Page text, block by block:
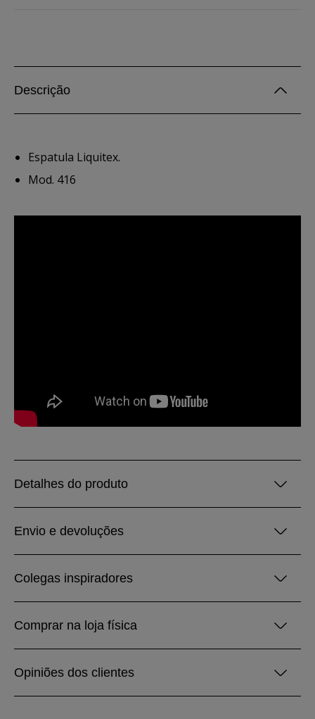
Descrição
Espatula Liquitex.
Mod. 416
Detalhes do produto
Envio e devoluções
Colegas inspiradores
Comprar na loja física
Opiniões dos clientes